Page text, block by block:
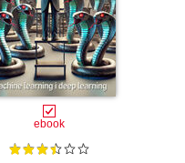
ebook